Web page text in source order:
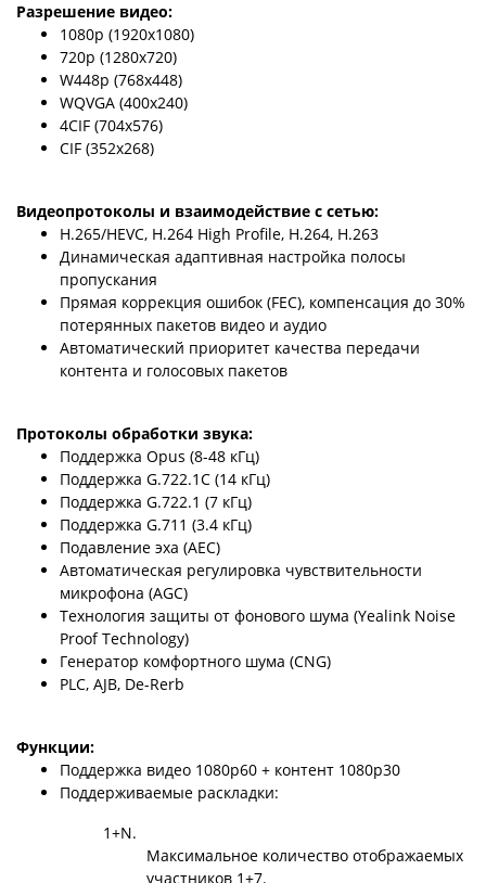
Разрешение видео:
1080р (1920x1080)
720р (1280x720)
W448р (768x448)
WQVGA (400x240)
4CIF (704x576)
CIF (352x268)
Видеопротоколы и взаимодействие с сетью:
H.265/HEVC, H.264 High Profile, H.264, H.263
Динамическая адаптивная настройка полосы
пропускания
Прямая коррекция ошибок (FEC), компенсация до 30%
потерянных пакетов видео и аудио
Автоматический приоритет качества передачи
контента и голосовых пакетов
Протоколы обработки звука:
Поддержка Opus (8-48 кГц)
Поддержка G.722.1C (14 кГц)
Поддержка G.722.1 (7 кГц)
Поддержка G.711 (3.4 кГц)
Подавление эха (AEC)
Автоматическая регулировка чувствительности
микрофона (AGC)
Технология защиты от фонового шума (Yealink Noise
Proof Technology)
Генератор комфортного шума (CNG)
PLC, AJB, De-Rerb
Функции:
Поддержка видео 1080р60 + контент 1080р30
Поддерживаемые раскладки:
1+N.
Максимальное количество отображаемых
участников 1+7.